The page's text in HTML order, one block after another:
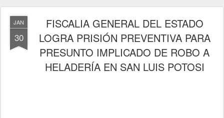
JAN
30
FISCALIA GENERAL DEL ESTADO
LOGRA PRISIÓN PREVENTIVA PARA
PRESUNTO IMPLICADO DE ROBO A
HELADERÍA EN SAN LUIS POTOSI